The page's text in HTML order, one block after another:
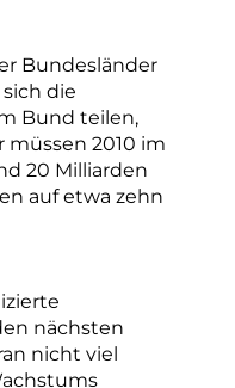
Bundesländer
die
Bund teilen,
müssen 2010 im
20 Milliarden
auf etwa zehn
nächsten
nicht viel